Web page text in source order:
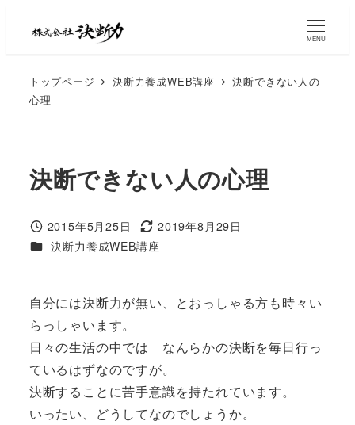
MENU
トップページ 決断力養成WEB講座
決断できない人の
心理
決断できない人の心理
2015年5月25日
2019年8月29日
決断力養成WEB講座
自分には決断力が無い、とおっしゃる方も時々い
らっしゃいます。
日々の生活の中では なんらかの決断を毎日行っ
ているはずなのですが。
決断することに苦手意識を持たれています。
いったい、どうしてなのでしょうか。